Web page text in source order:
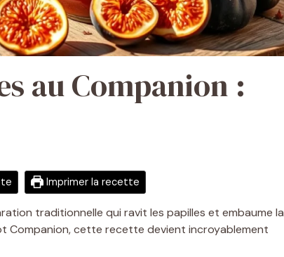
au Companion :
Imprimer la recette
traditionnelle qui ravit les papilles et embaume la
Companion, cette recette devient incroyablement